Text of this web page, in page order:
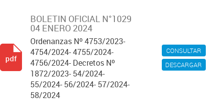
CONSULTAR
DESCARGAR
BOLETIN OFICIAL N°1029
04 ENERO 2024
Ordenanzas Nº 4753/2023-
4754/2024- 4755/2024-
4756/2024- Decretos Nº
1872/2023- 54/2024-
55/2024- 56/2024- 57/2024-
58/2024
pdf